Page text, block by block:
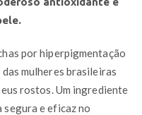
por hiperpigmentação
mulheres brasileiras
rostos. Um ingrediente
segura e eficaz no